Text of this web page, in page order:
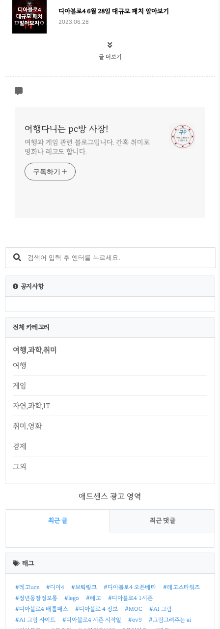
디아블로4 6월 28일 대규모 패치 알아보기
2023.06.28
글 더보기
여행다니는 pc방 사장!
여행과 게임 관련 블로그입니다. 간혹 취미로
영화나 레고도 합니다.
구독하기
공지사항
전체 카테고리
여행,과학,취미
여행
게임
자연,과학,IT
취미,영화
경제
그외
애드센스 광고 영역
최근 글 최근 댓글
최
근
글
태그
#레고ucs #디아4 #브릭링크 #디아블로4 오픈베타
#레고스타워즈
#청년몽땅정보통
#lego #레고
#디아블로4 1시즌
#디아블로4 배틀패스
#디아블로 4 정보 #MOC
#AI 그림
#AI 그림 사이트
#디아블로4 시즌 시작일 #ev9
#그림그려주는 ai